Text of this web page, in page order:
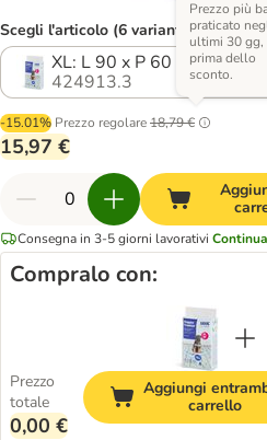
Scegli l'articolo (6 varianti)
XL: L 90 x P 60 cm, 30 pz
424913.3
-15.01% Prezzo regolare18,79 €
Prezzo più
praticato
ultimi 30 gg,
prima dello
sconto.
15,97 €
Consegna in 3-5 giorni lavorativi Continua
Compralo con:
Prezzo
totale
0,00 €
Aggiungi
carrello